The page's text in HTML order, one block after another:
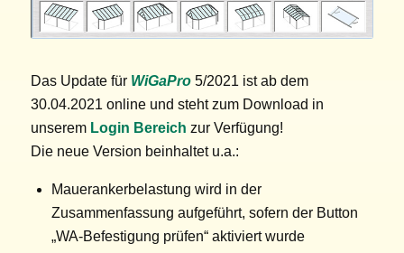
Das Update für WiGaPro5/2021 ist ab dem
30.04.2021 online und steht zum Download in
unserem Login Bereich zur Verfügung!
Die neue Version beinhaltet u.a.:
Mauerankerbelastung wird in der
Zusammenfassung aufgeführt, sofern der Button
„WA-Befestigung prüfen“ aktiviert wurde